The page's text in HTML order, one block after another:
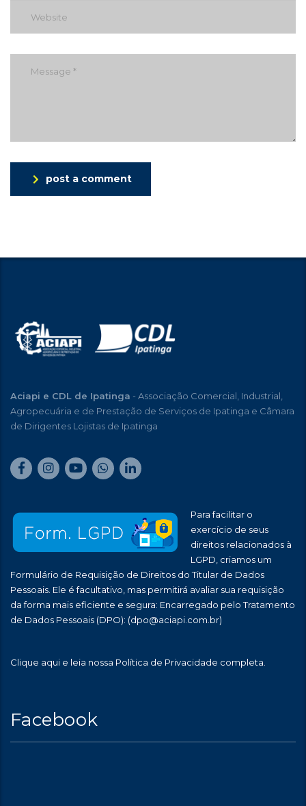
post a comment
Aciapi e CDL de Ipatinga - Associação Comercial, Industrial,
Agropecuária e de Prestação de Serviços de Ipatinga e Câmara
de Dirigentes Lojistas de Ipatinga
Para facilitar o
exercício de seus
direitos relacionados à
LGPD, criamos um
Formulário de Requisição de Direitos do Titular de Dados
Pessoais. Ele é facultativo, mas permitirá avaliar sua requisição
da forma mais eficiente e segura: Encarregado pelo Tratamento
de Dados Pessoais (DPO): (dpo@aciapi.com.br)
Clique aqui e leia nossa Política de Privacidade completa.
Facebook